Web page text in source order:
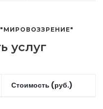
услуг
Стоимость (руб.)